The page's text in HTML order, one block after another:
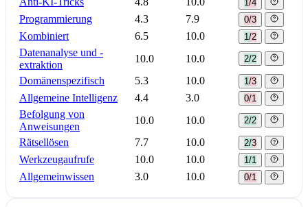
1/4
Programmierung 4.3 7.9 0/3
Kombiniert 6.5 10.0 1/2
Datenanalyse und -
extraktion
10.0 10.0 2/2
Domänenspezifisch 5.3 10.0 1/3
Allgemeine Intelligenz 4.4 3.0 0/1
Befolgung von
Anweisungen
10.0 10.0 2/2
Rätsellösen 7.7 10.0 2/3
Werkzeugaufrufe 10.0 10.0 1/1
Allgemeinwissen 3.0 10.0 0/1